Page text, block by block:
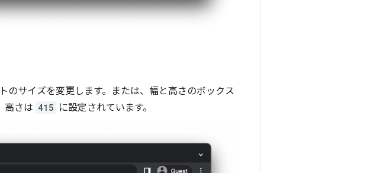
のサイズを変更します。または、幅と高さのボックス
高さは 415 に設定されています。